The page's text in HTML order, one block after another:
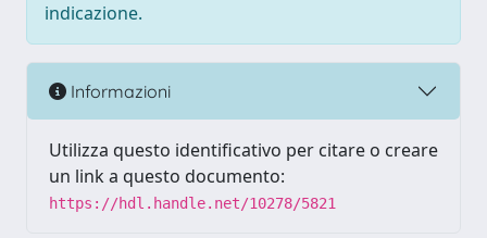
indicazione.
Informazioni
Utilizza questo identificativo per citare o creare
un link a questo documento:
https://hdl.handle.net/10278/5821